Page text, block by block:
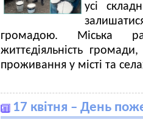
усі
громадою. Міська
життєдіяльність
проживання у місті та
17 квітня – День